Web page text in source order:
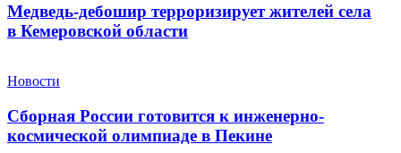
Медведь-дебошир терроризирует жителей села
в Кемеровской области
Новости
Сборная России готовится к инженерно-
космической олимпиаде в Пекине